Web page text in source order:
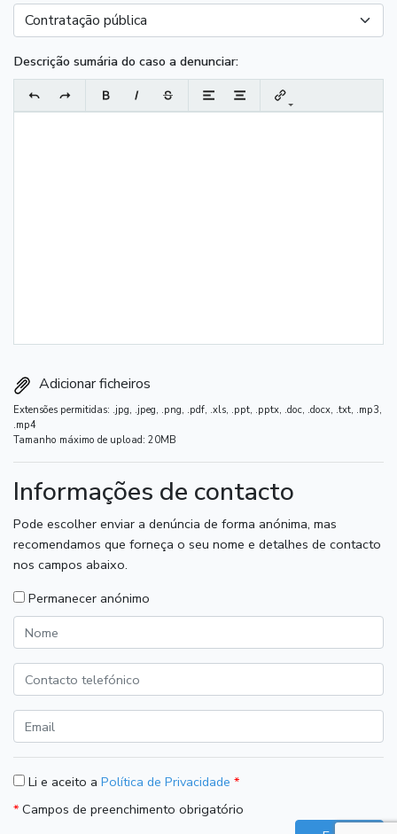
Contratação pública
Descrição sumária do caso a denunciar:
Adicionar ficheiros
Extensões permitidas: .jpg, .jpeg, .png, .pdf, .xls, .ppt, .pptx, .doc, .docx, .txt, .mp3,
.mp4
Tamanho máximo de upload: 20MB
Informações de contacto
Pode escolher enviar a denúncia de forma anónima, mas
recomendamos que forneça o seu nome e detalhes de contacto
nos campos abaixo.
Permanecer anónimo
Li e aceito a Política de Privacidade *
* Campos de preenchimento obrigatório